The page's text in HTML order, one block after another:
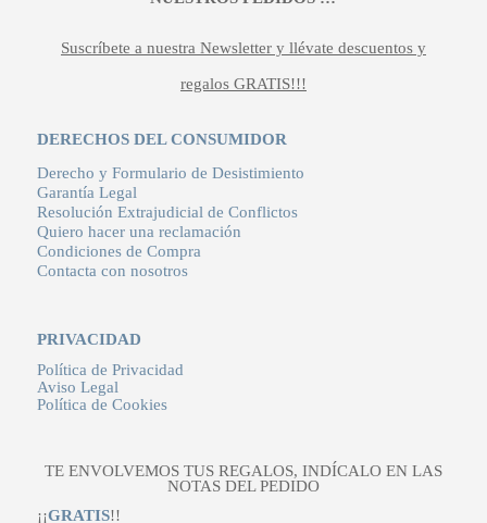
Suscríbete a nuestra Newsletter y llévate descuentos y
regalos GRATIS!!!
DERECHOS DEL CONSUMIDOR
Derecho y Formulario de Desistimiento
Garantía Legal
Resolución Extrajudicial de Conflictos
Quiero hacer una reclamación
Condiciones de Compra
Contacta con nosotros
PRIVACIDAD
Política de Privacidad
Aviso Legal
Política de Cookies
TE ENVOLVEMOS TUS REGALOS, INDÍCALO EN LAS
NOTAS DEL PEDIDO
¡¡GRATIS!!